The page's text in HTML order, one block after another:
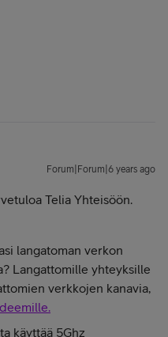
Forum|Forum|6 years ago
Telia Yhteisöön.
langatoman verkon
Langattomille yhteyksille
verkkojen kanavia,
käyttää 5Ghz